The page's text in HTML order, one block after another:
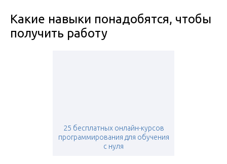
Какие навыки понадобятся, чтобы
получить работу
25 бесплатных онлайн-курсов
программирования для обучения
с нуля